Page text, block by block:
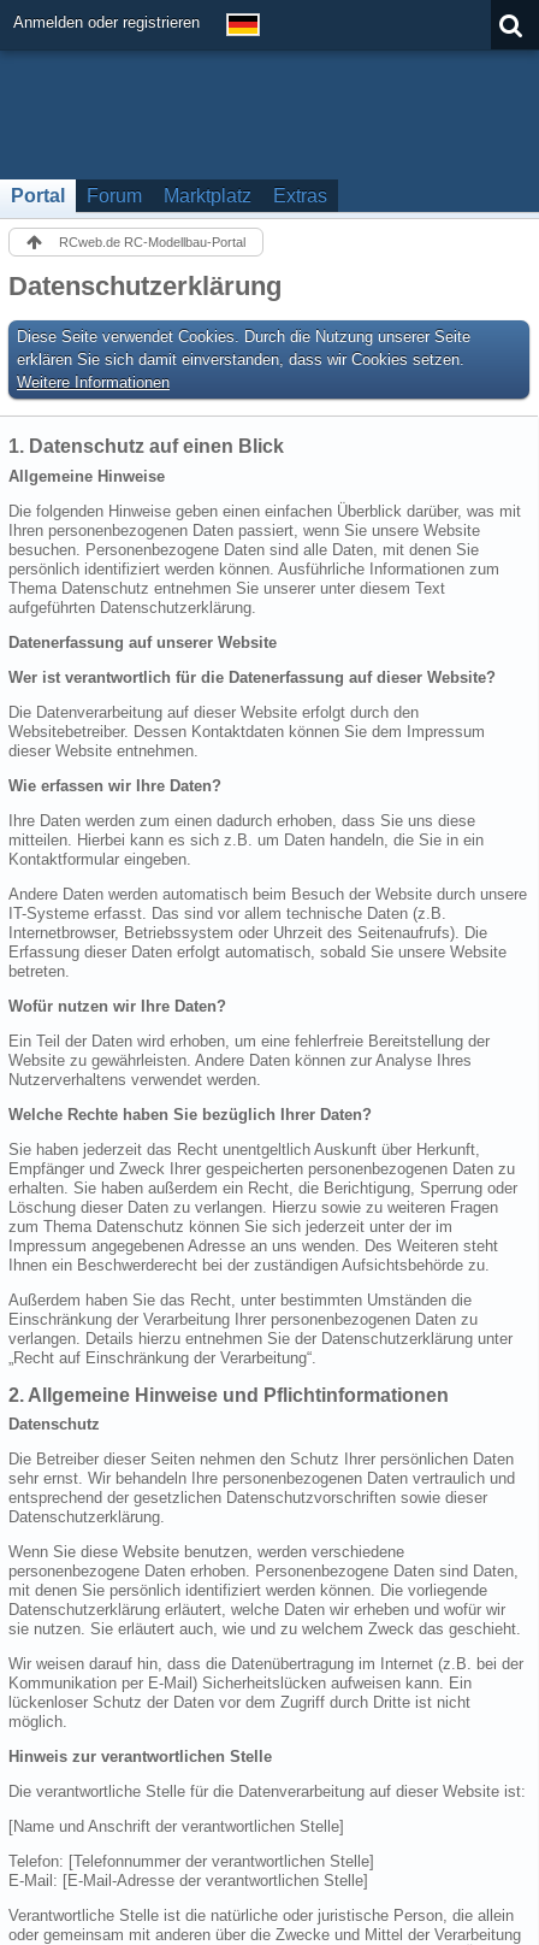
Anmelden oder registrieren
Portal Forum Marktplatz Extras
RCweb.de RC-Modellbau-Portal
Datenschutzerklärung
Diese Seite verwendet Cookies. Durch die Nutzung unserer Seite
erklären Sie sich damit einverstanden, dass wir Cookies setzen.
Weitere Informationen
1. Datenschutz auf einen Blick
Allgemeine Hinweise
Die folgenden Hinweise geben einen einfachen Überblick darüber, was mit
Ihren personenbezogenen Daten passiert, wenn Sie unsere Website
besuchen. Personenbezogene Daten sind alle Daten, mit denen Sie
persönlich identifiziert werden können. Ausführliche Informationen zum
Thema Datenschutz entnehmen Sie unserer unter diesem Text
aufgeführten Datenschutzerklärung.
Datenerfassung auf unserer Website
Wer ist verantwortlich für die Datenerfassung auf dieser Website?
Die Datenverarbeitung auf dieser Website erfolgt durch den
Websitebetreiber. Dessen Kontaktdaten können Sie dem Impressum
dieser Website entnehmen.
Wie erfassen wir Ihre Daten?
Ihre Daten werden zum einen dadurch erhoben, dass Sie uns diese
mitteilen. Hierbei kann es sich z.B. um Daten handeln, die Sie in ein
Kontaktformular eingeben.
Andere Daten werden automatisch beim Besuch der Website durch unsere
IT-Systeme erfasst. Das sind vor allem technische Daten (z.B.
Internetbrowser, Betriebssystem oder Uhrzeit des Seitenaufrufs). Die
Erfassung dieser Daten erfolgt automatisch, sobald Sie unsere Website
betreten.
Wofür nutzen wir Ihre Daten?
Ein Teil der Daten wird erhoben, um eine fehlerfreie Bereitstellung der
Website zu gewährleisten. Andere Daten können zur Analyse Ihres
Nutzerverhaltens verwendet werden.
Welche Rechte haben Sie bezüglich Ihrer Daten?
Sie haben jederzeit das Recht unentgeltlich Auskunft über Herkunft,
Empfänger und Zweck Ihrer gespeicherten personenbezogenen Daten zu
erhalten. Sie haben außerdem ein Recht, die Berichtigung, Sperrung oder
Löschung dieser Daten zu verlangen. Hierzu sowie zu weiteren Fragen
zum Thema Datenschutz können Sie sich jederzeit unter der im
Impressum angegebenen Adresse an uns wenden. Des Weiteren steht
Ihnen ein Beschwerderecht bei der zuständigen Aufsichtsbehörde zu.
Außerdem haben Sie das Recht, unter bestimmten Umständen die
Einschränkung der Verarbeitung Ihrer personenbezogenen Daten zu
verlangen. Details hierzu entnehmen Sie der Datenschutzerklärung unter
„Recht auf Einschränkung der Verarbeitung“.
2. Allgemeine Hinweise und Pflichtinformationen
Datenschutz
Die Betreiber dieser Seiten nehmen den Schutz Ihrer persönlichen Daten
sehr ernst. Wir behandeln Ihre personenbezogenen Daten vertraulich und
entsprechend der gesetzlichen Datenschutzvorschriften sowie dieser
Datenschutzerklärung.
Wenn Sie diese Website benutzen, werden verschiedene
personenbezogene Daten erhoben. Personenbezogene Daten sind Daten,
mit denen Sie persönlich identifiziert werden können. Die vorliegende
Datenschutzerklärung erläutert, welche Daten wir erheben und wofür wir
sie nutzen. Sie erläutert auch, wie und zu welchem Zweck das geschieht.
Wir weisen darauf hin, dass die Datenübertragung im Internet (z.B. bei der
Kommunikation per E-Mail) Sicherheitslücken aufweisen kann. Ein
lückenloser Schutz der Daten vor dem Zugriff durch Dritte ist nicht
möglich.
Hinweis zur verantwortlichen Stelle
Die verantwortliche Stelle für die Datenverarbeitung auf dieser Website ist:
[Name und Anschrift der verantwortlichen Stelle]
Telefon: [Telefonnummer der verantwortlichen Stelle]
E-Mail: [E-Mail-Adresse der verantwortlichen Stelle]
Verantwortliche Stelle ist die natürliche oder juristische Person, die allein
oder gemeinsam mit anderen über die Zwecke und Mittel der Verarbeitung